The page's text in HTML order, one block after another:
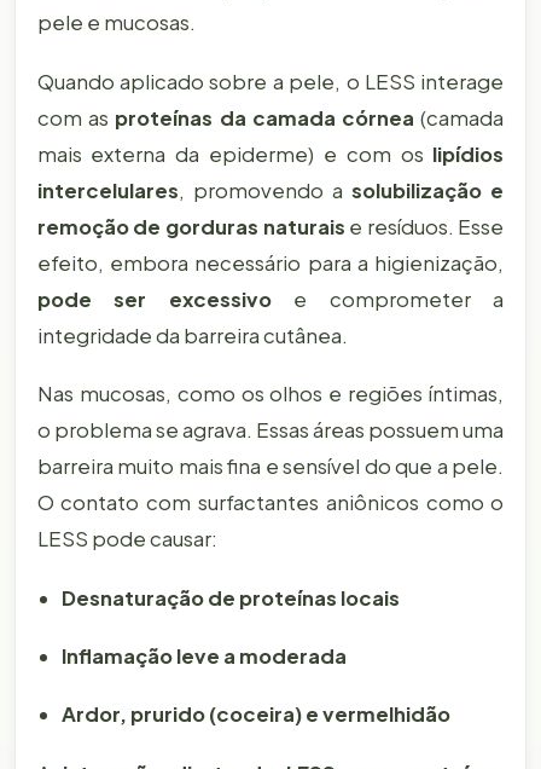
pele e mucosas.
Quando aplicado sobre a pele, o LESS interage
com as proteínas da camada córnea (camada
mais externa da epiderme) e com os lipídios
intercelulares, promovendo asolubilização e
remoção de gorduras naturais e resíduos. Esse
efeito, embora necessário para a higienização,
pode ser excessivoe comprometer a
integridade da barreira cutânea.
Nas mucosas, como os olhos e regiões íntimas,
o problema se agrava. Essas áreas possuem uma
barreira muito mais fina e sensível do que a pele.
O contato com surfactantes aniônicos como o
LESS pode causar:
Desnaturação de proteínas locais
Inflamação leve a moderada
Ardor, prurido (coceira) e vermelhidão